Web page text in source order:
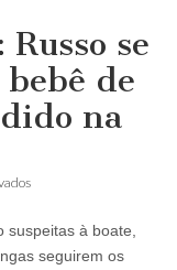
Russo se
bebê de
na
em
Jorge:
Russo
à boate,
seguirem os